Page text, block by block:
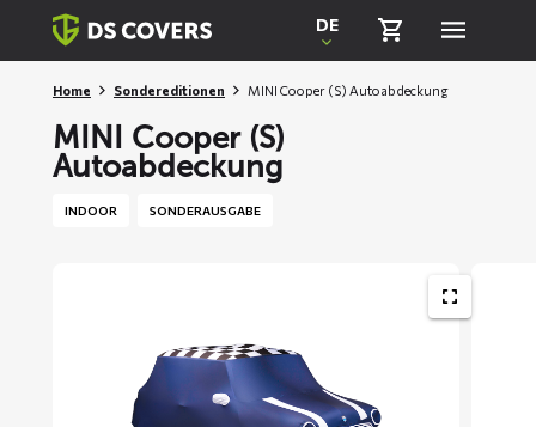
Skiplinks
DE
Home Sondereditionen MINI Cooper (S) Autoabdeckung
MINI Cooper (S)
Autoabdeckung
INDOOR SONDERAUSGABE